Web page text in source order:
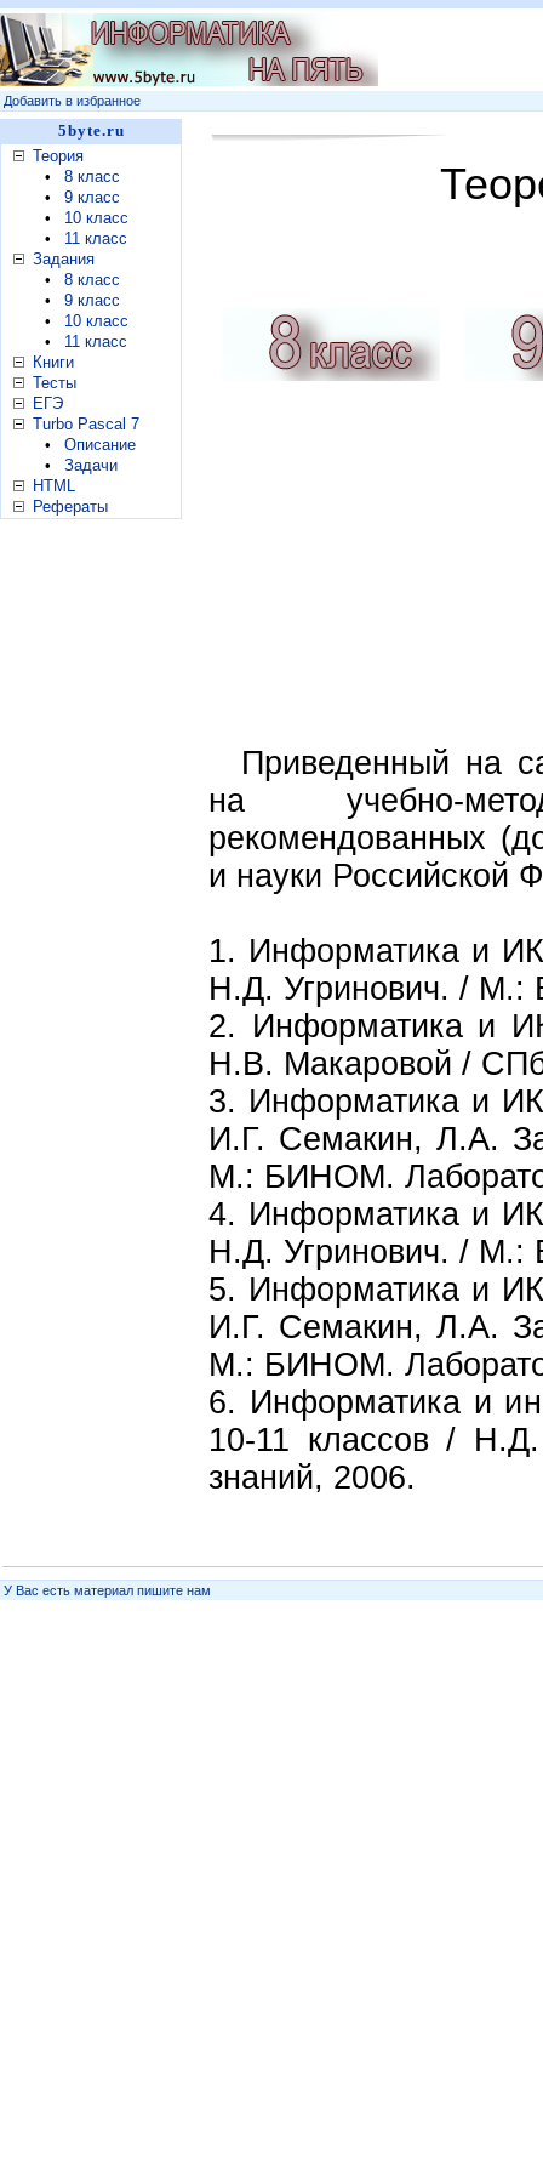
Добавить в избранное
5byte.ru
Теория
•
8 класс
•
9 класс
•
10 класс
•
11 класс
Задания
•
8 класс
•
9 класс
•
10 класс
•
11 класс
Книги
Тесты
ЕГЭ
Turbo Pascal 7
•
Описание
•
Задачи
HTML
Рефераты
Приведенный на
на учебно-
рекомендованных
и науки Российской
1. Информатика и
Н.Д. Угринович. / М.:
2. Информатика и
Н.В. Макаровой /
3. Информатика и
И.Г. Семакин, Л.А.
М.: БИНОМ.
4. Информатика и
Н.Д. Угринович. / М.:
5. Информатика и
И.Г. Семакин, Л.А.
М.: БИНОМ.
6. Информатика и
10-11 классов /
знаний, 2006.
У Вас есть материал пишите нам